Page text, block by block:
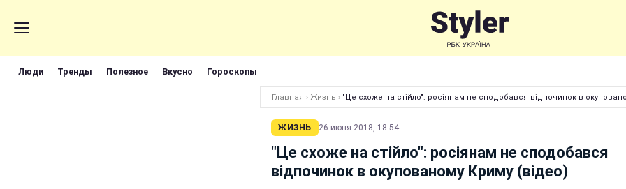
Люди Тренды Полезное Вкусно Гороскопы
Главная › Жизнь › "Це схоже на стійло": росіянам не сподобався відпочинок в
ЖИЗНЬ 26 июня 2018, 18:54
"Це схоже на стійло": росіянам не сподобався
відпочинок в окупованому Криму (відео)